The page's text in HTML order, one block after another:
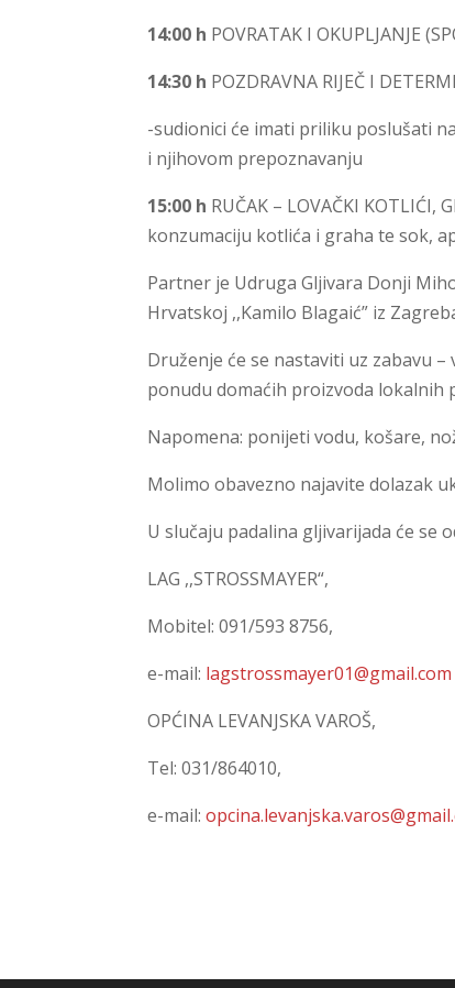
14:00 h POVRATAK I OKUPLJANJE
14:30 h POZDRAVNA RIJEČ I
-sudionici će imati priliku poslušati
i njihovom prepoznavanju
15:00 h RUČAK – LOVAČKI KOTLIĆI,
konzumaciju kotlića i graha te sok,
Partner je Udruga Gljivara Donji
Hrvatskoj ,,Kamilo Blagaić” iz
Druženje će se nastaviti uz zabavu
ponudu domaćih proizvoda lokalnih
Napomena: ponijeti vodu, košare,
Molimo obavezno najavite dolazak
U slučaju padalina gljivarijada će se
LAG ,,STROSSMAYER“,
Mobitel: 091/593 8756,
e-mail: lagstrossmayer01@gmail.com
OPĆINA LEVANJSKA VAROŠ,
Tel: 031/864010,
e-mail: